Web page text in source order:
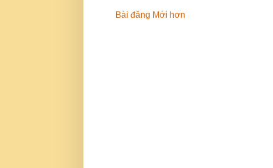
Bài đăng Mới hơn